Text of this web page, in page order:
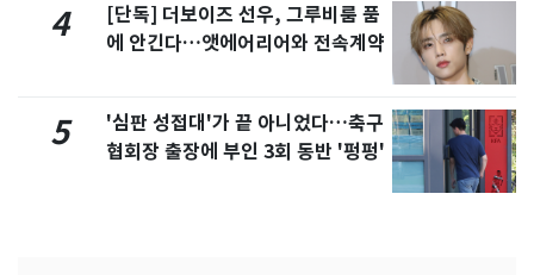
4
[단독] 더보이즈 선우, 그루비룸 품
에 안긴다…앳에어리어와 전속계약
5
'심판 성접대'가 끝 아니었다…축구
협회장 출장에 부인 3회 동반 '펑펑'